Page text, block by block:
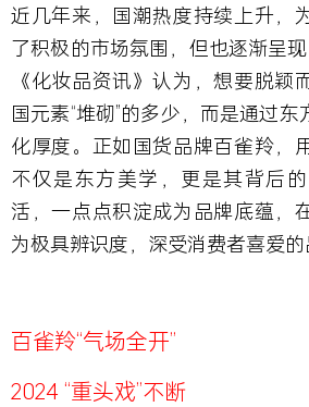
近几年来，国潮热度持续上升，
了积极的市场氛围，但也逐渐呈现
《化妆品资讯》认为，想要脱颖
国元素“堆砌”的多少，而是通过
化厚度。正如国货品牌百雀羚，
不仅是东方美学，更是其背后
活，一点点积淀成为品牌底蕴，
为极具辨识度，深受消费者喜爱的
百雀羚“气场全开”
2024 “重头戏”不断